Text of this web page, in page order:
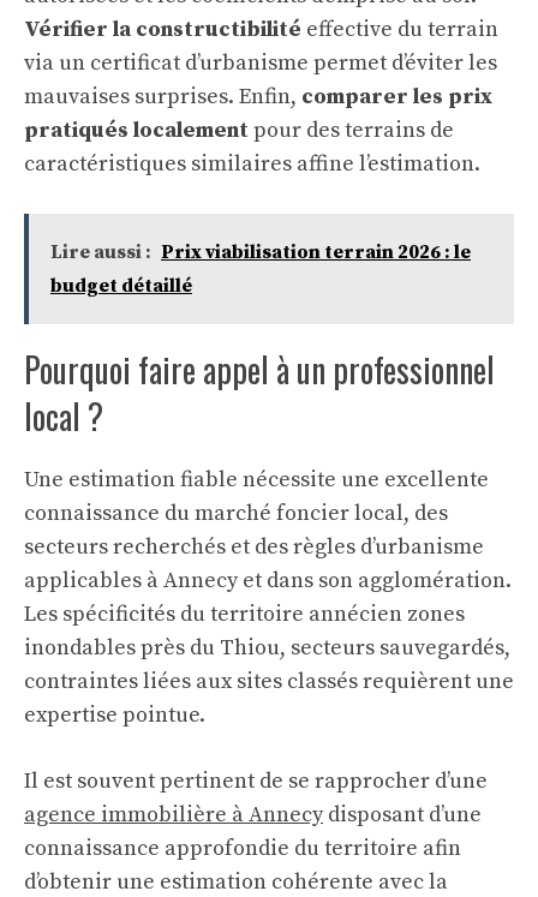
Vérifier la constructibilité effective du terrain
via un certificat d’urbanisme permet d’éviter les
mauvaises surprises. Enfin, comparer les prix
pratiqués localement pour des terrains de
caractéristiques similaires affine l’estimation.
Lire aussi : Prix viabilisation terrain 2026 : le
budget détaillé
Pourquoi faire appel à un professionnel
local ?
Une estimation fiable nécessite une excellente
connaissance du marché foncier local, des
secteurs recherchés et des règles d’urbanisme
applicables à Annecy et dans son agglomération.
Les spécificités du territoire annécien zones
inondables près du Thiou, secteurs sauvegardés,
contraintes liées aux sites classés requièrent une
expertise pointue.
Il est souvent pertinent de se rapprocher d’une
agence immobilière à Annecydisposant d’une
connaissance approfondie du territoire afin
d’obtenir une estimation cohérente avec la